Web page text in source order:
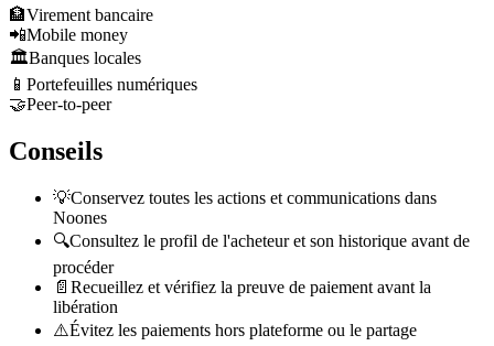
🏦Virement bancaire
📲Mobile money
🏛️Banques locales
📱 Portefeuilles numériques
🤝Peer-to-peer
Conseils
💡Conservez toutes les actions et communications dans
Noones
🔍Consultez le profil de l'acheteur et son historique avant de
procéder
📄 Recueillez et vérifiez la preuve de paiement avant la
libération
⚠️Évitez les paiements hors plateforme ou le partage